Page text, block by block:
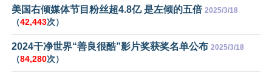
美国右倾媒体节目粉丝超4.8亿 是左倾的五倍 2025/3/18
（42,443次）
2024干净世界“善良很酷”影片奖获奖名单公布 2025/3/18
（84,280次）